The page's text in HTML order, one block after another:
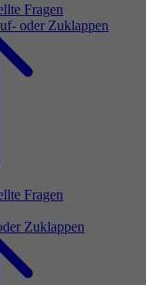
Fragen
oder Zuklappen
Fragen
Zuklappen